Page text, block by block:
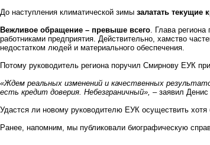
До наступления климатической зимы залатать текущие
Вежливое обращение – превыше всего. Глава
работниками предприятия. Действительно, хамство
недостатком людей и материального обеспечения.
Потому руководитель региона поручил Смирнову ЕУК
«Ждем реальных изменений и качественных
есть кредит доверия. Небезграничный», – заявил
Удастся ли новому руководителю ЕУК осуществить
Ранее, напомним, мы публиковали биографическую